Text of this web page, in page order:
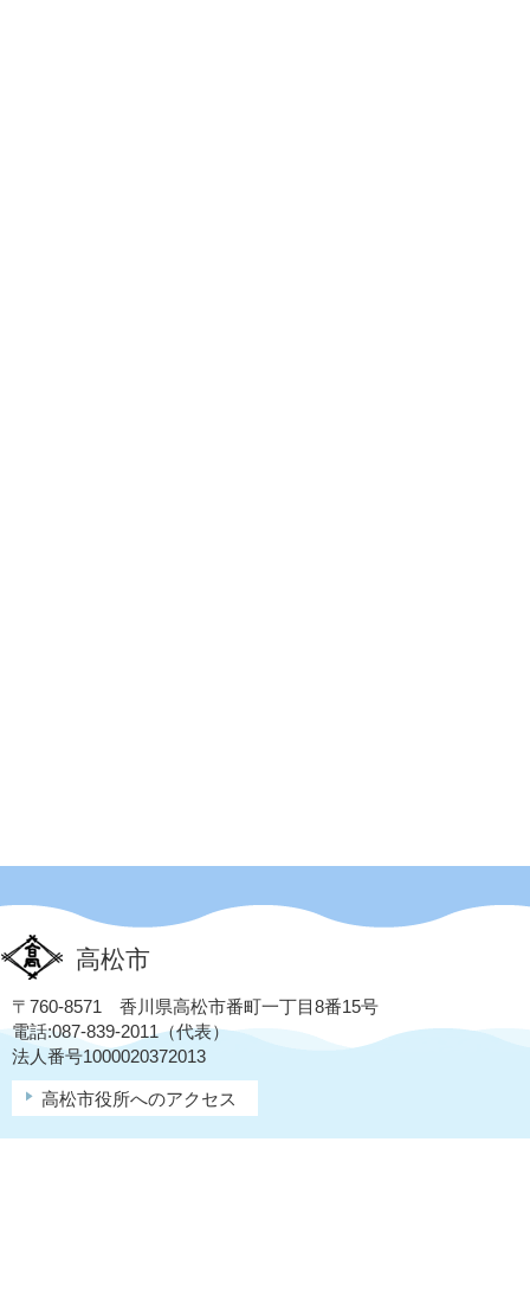
高松市
〒760-8571 香川県高松市番町一丁目8番15号
電話:087-839-2011（代表）
法人番号1000020372013
高松市役所へのアクセス